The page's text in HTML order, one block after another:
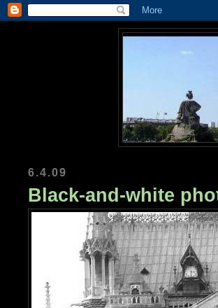
6.4.09
Black-and-white